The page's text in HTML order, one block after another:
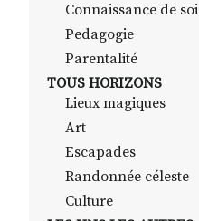
Connaissance de soi
Pedagogie
Parentalité
TOUS HORIZONS
Lieux magiques
Art
Escapades
Randonnée céleste
Culture